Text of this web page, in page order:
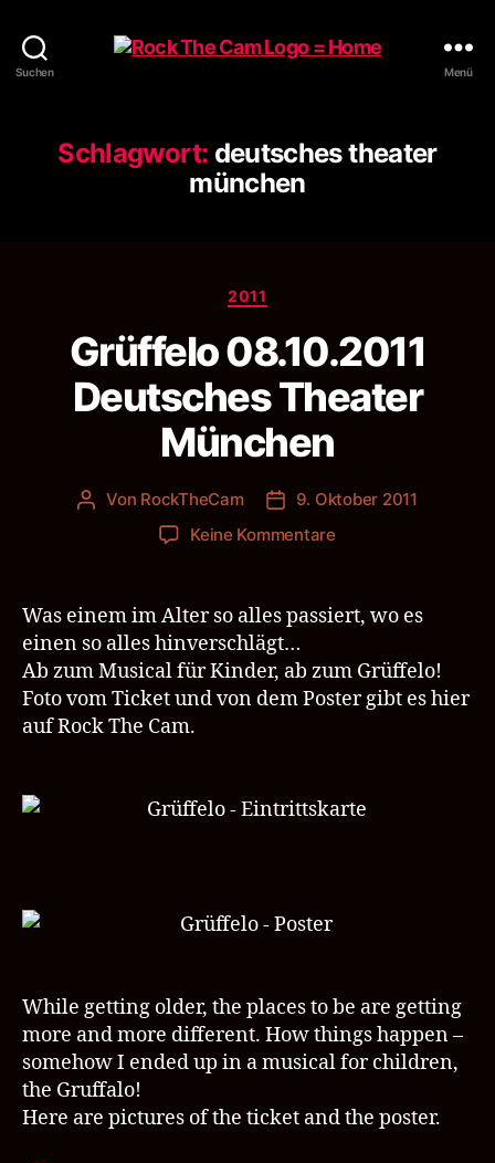
Suchen Menü
Schlagwort: deutsches theater
münchen
Kategorien
2011
Grüffelo 08.10.2011
Deutsches Theater
München
Beitragsautor
Von RockTheCam Veröffentlichungsdatum
9. Oktober 2011
Keine Kommentarezu
Deutsches
Theater
Was einem im Alter so alles passiert, wo es
einen so alles hinverschlägt…
Ab zum Musical für Kinder, ab zum Grüffelo!
Foto vom Ticket und von dem Poster gibt es hier
auf Rock The Cam.
While getting older, the places to be are getting
more and more different. How things happen –
somehow I ended up in a musical for children,
the Gruffalo!
Here are pictures of the ticket and the poster.